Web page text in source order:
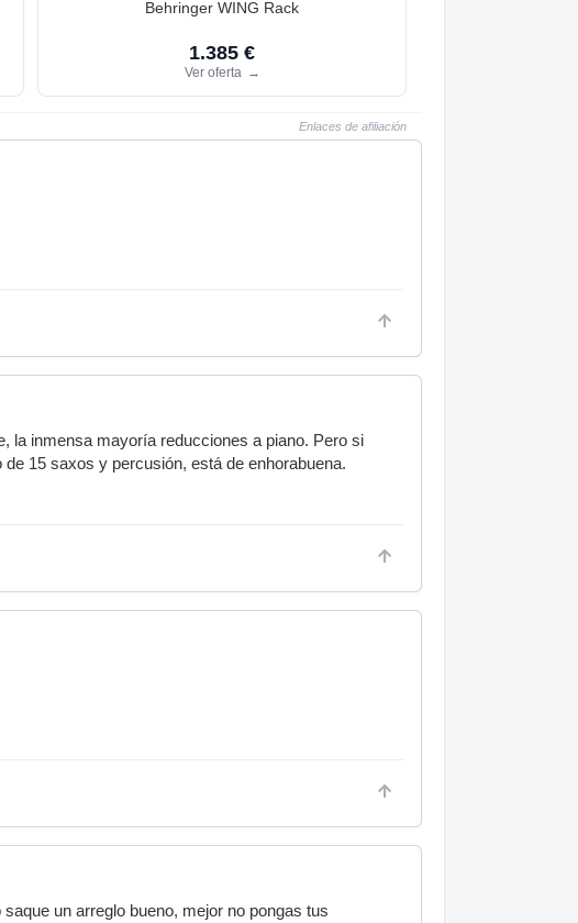
Behringer WING Rack
1.385 €
Ver oferta →
Enlaces de afiliación
la inmensa mayoría reducciones a piano. Pero si
15 saxos y percusión, está de enhorabuena.
un arreglo bueno, mejor no pongas tus